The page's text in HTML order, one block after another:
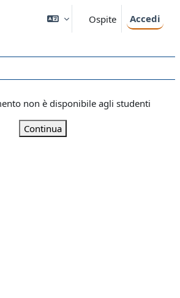
Ospite Accedi
non è disponibile agli studenti
Continua